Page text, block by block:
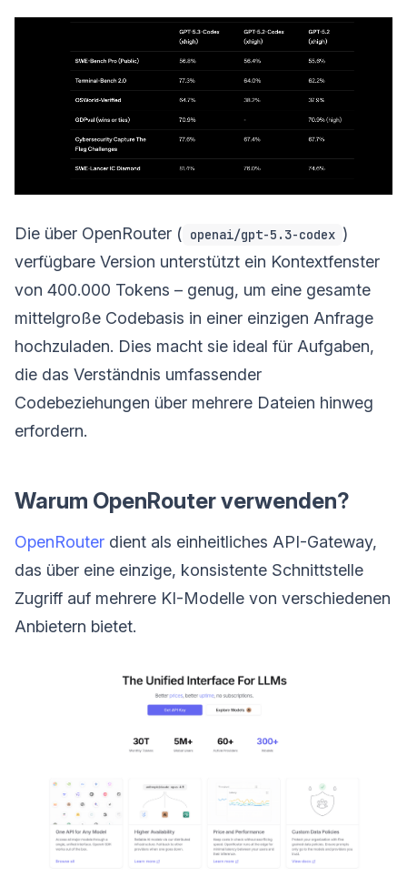
Die über OpenRouter ( openai/gpt-5.3-codex )
verfügbare Version unterstützt ein Kontextfenster
von 400.000 Tokens – genug, um eine gesamte
mittelgroße Codebasis in einer einzigen Anfrage
hochzuladen. Dies macht sie ideal für Aufgaben,
die das Verständnis umfassender
Codebeziehungen über mehrere Dateien hinweg
erfordern.
Warum OpenRouter verwenden?
OpenRouter dient als einheitliches API-Gateway,
das über eine einzige, konsistente Schnittstelle
Zugriff auf mehrere KI-Modelle von verschiedenen
Anbietern bietet.